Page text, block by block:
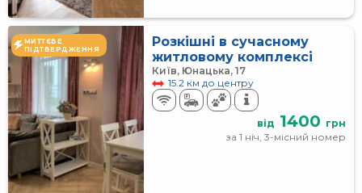
МИТТЄВЕ
ПІДТВЕРДЖЕННЯ
Розкішні в сучасному
житловому комплексі
Київ, Юнацька, 17
15.2 км до центру
від 1400 грн
за 1 ніч, 3-місний номер